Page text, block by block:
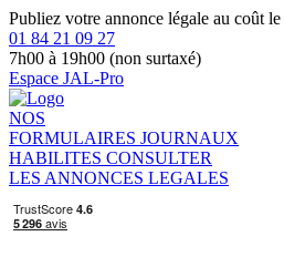
Publiez votre annonce légale au coût le
01 84 21 09 27
7h00 à 19h00 (non surtaxé)
Espace JAL-Pro
NOS
FORMULAIRES JOURNAUX
HABILITES CONSULTER
LES ANNONCES LEGALES